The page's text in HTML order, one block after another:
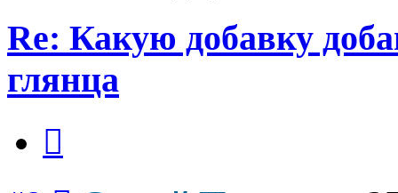
Re: Какую добавку
глянца